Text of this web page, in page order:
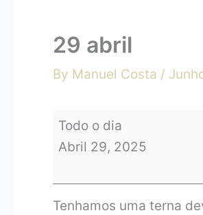
29 abril
By Manuel Costa /
Todo o dia
Abril 29, 2025
Tenhamos uma terna